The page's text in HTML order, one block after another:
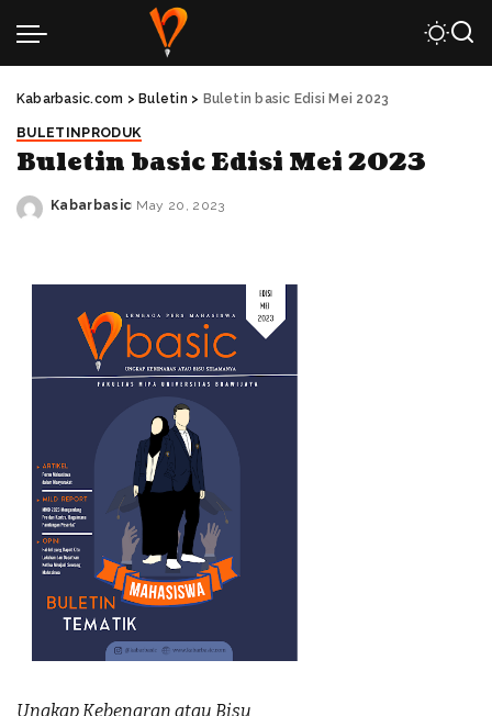
Kabarbasic.com > Buletin > Buletin basic Edisi Mei 2023
BULETINPRODUK
Buletin basic Edisi Mei 2023
Posted
Kabarbasic May 20, 2023
Ungkap Kebenaran atau Bisu